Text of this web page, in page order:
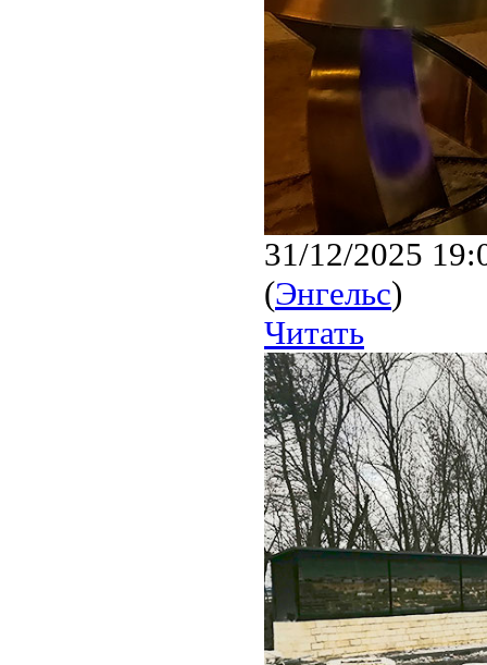
31/12/2025
(Энгельс)
Читать